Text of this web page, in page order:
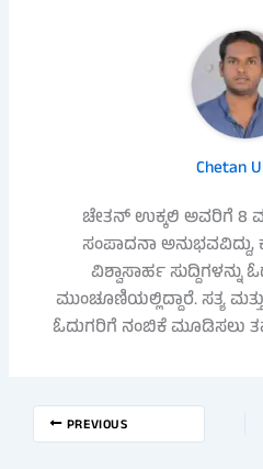
Chetan
ಚೇತನ್ ಉಕ್ಕಲಿ ಅವರಿಗೆ 8
ಸಂಪಾದನಾ ಅನುಭವವಿದ್ದು,
ವಿಶ್ವಾಸಾರ್ಹ ಸುದ್ದಿಗಳನ್ನು
ಮುಂಚೂಣಿಯಲ್ಲಿದ್ದಾರೆ. ಸತ್ಯ
ಓದುಗರಿಗೆ ನಂಬಿಕೆ ಮೂಡಿಸಲು
PREVIOUS